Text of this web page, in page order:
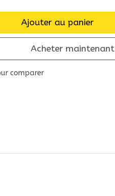
Ajouter au panier
Acheter maintenant
comparer